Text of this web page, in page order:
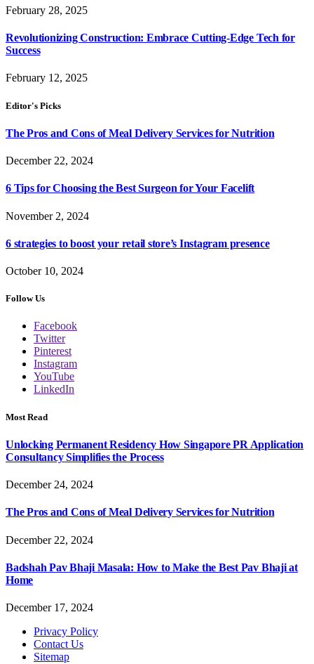
February 28, 2025
Revolutionizing Construction: Embrace Cutting-Edge Tech for
Success
February 12, 2025
Editor's Picks
The Pros and Cons of Meal Delivery Services for Nutrition
December 22, 2024
6 Tips for Choosing the Best Surgeon for Your Facelift
November 2, 2024
6 strategies to boost your retail store’s Instagram presence
October 10, 2024
Follow Us
Facebook
Twitter
Pinterest
Instagram
YouTube
LinkedIn
Most Read
Unlocking Permanent Residency How Singapore PR Application
Consultancy Simplifies the Process
December 24, 2024
The Pros and Cons of Meal Delivery Services for Nutrition
December 22, 2024
Badshah Pav Bhaji Masala: How to Make the Best Pav Bhaji at
Home
December 17, 2024
Privacy Policy
Contact Us
Sitemap